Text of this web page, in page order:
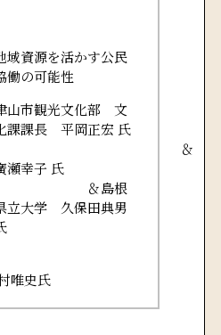
域資源を活かす公民
働の可能性
山市観光文化部 文
課課長 平岡正宏 氏
＆
瀬幸子 氏
＆島根
立大学 久保田典男
唯史氏